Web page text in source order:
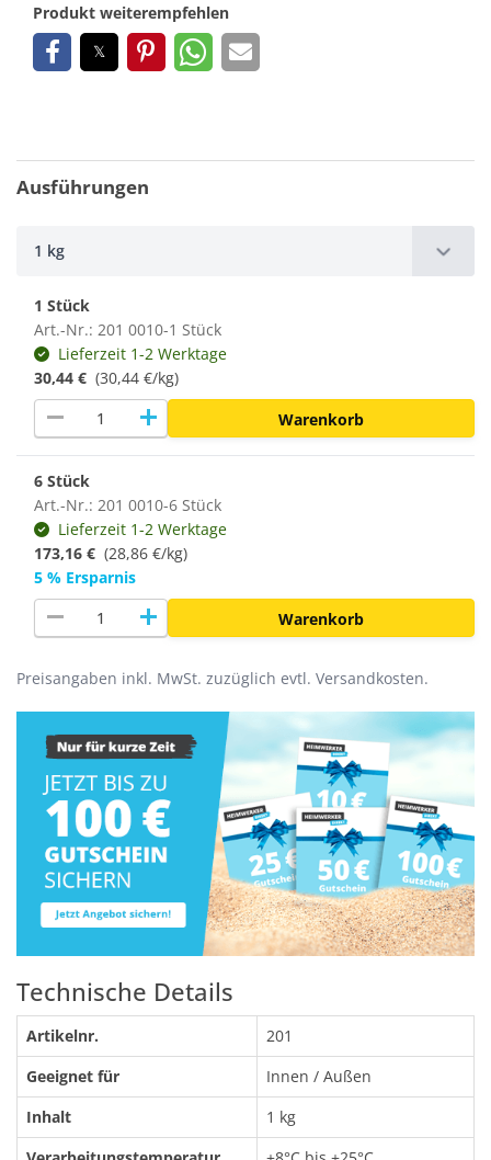
Produkt weiterempfehlen
Ausführungen
1 kg
1 Stück
Art.-Nr.: 201 0010-1 Stück
Lieferzeit 1-2 Werktage
30,44 € (30,44 €/kg)
remove add Warenkorb
6 Stück
Art.-Nr.: 201 0010-6 Stück
Lieferzeit 1-2 Werktage
173,16 € (28,86 €/kg)
5 % Ersparnis
remove add Warenkorb
Preisangaben inkl. MwSt. zuzüglich evtl. Versandkosten.
Technische Details
Artikelnr.
201
Geeignet für
Innen / Außen
Inhalt
1 kg